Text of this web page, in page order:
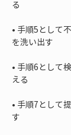
• 手順5として
• 手順6として
• 手順7として